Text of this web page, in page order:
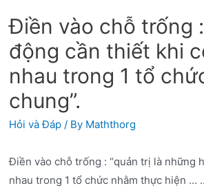
Điền vào chỗ trống
động cần thiết khi
nhau trong 1 tổ
chung”.
Hỏi và Đáp / By Maththorg
Điền vào chỗ trống : “quản trị là những
nhau trong 1 tổ chức nhằm thực hiện …